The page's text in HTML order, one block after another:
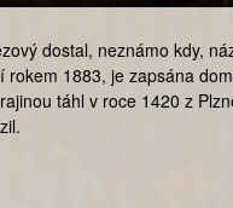
dostal, neznámo kdy,
1883, je zapsána
táhl v roce 1420 z